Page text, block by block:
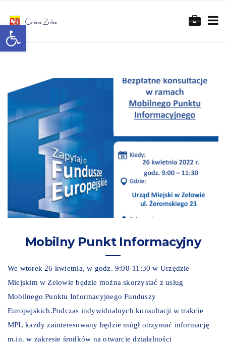
Otwórz pasek narzędzi
Mobilny Punkt Informacyjny
We wtorek 26 kwietnia, w godz. 9:00-11:30 w Urzędzie
Miejskim w Zelowie będzie można skorzystać z usług
Mobilnego Punktu Informacyjnego Funduszy
Europejskich.Podczas indywidualnych konsultacji w trakcie
MPI, każdy zainteresowany będzie mógł otrzymać informację
m.in. w zakresie środków na otwarcie działalności